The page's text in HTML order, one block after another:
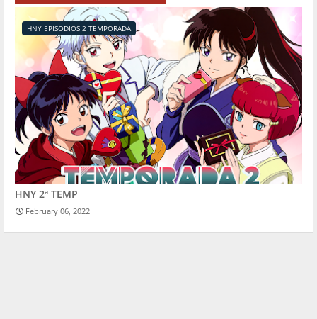
HNY EPISODIOS 2 TEMPORADA
HNY 2ª TEMP
February 06, 2022